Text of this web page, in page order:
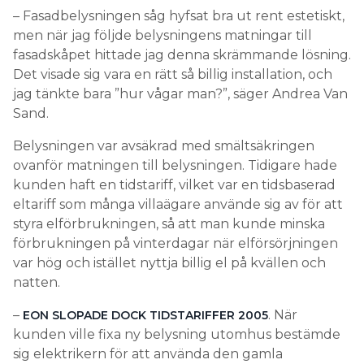
– Fasadbelysningen såg hyfsat bra ut rent estetiskt,
men när jag följde belysningens matningar till
fasadskåpet hittade jag denna skrämmande lösning.
Det visade sig vara en rätt så billig installation, och
jag tänkte bara ”hur vågar man?”, säger Andrea Van
Sand.
Belysningen var avsäkrad med smältsäkringen
ovanför matningen till belysningen. Tidigare hade
kunden haft en tidstariff, vilket var en tidsbaserad
eltariff som många villaägare använde sig av för att
styra elförbrukningen, så att man kunde minska
förbrukningen på vinterdagar när elförsörjningen
var hög och istället nyttja billig el på kvällen och
natten.
– EON SLOPADE DOCK TIDSTARIFFER 2005. När
kunden ville fixa ny belysning utomhus bestämde
sig elektrikern för att använda den gamla